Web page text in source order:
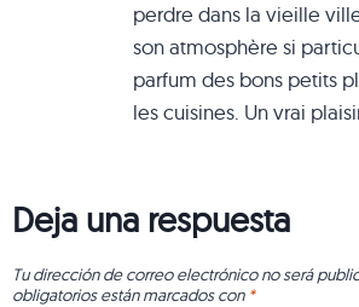
perdre dans la vieille
son atmosphère si
parfum des bons petits
les cuisines. Un vrai
Deja una respuesta
Tu dirección de correo electrónico no será
obligatorios están marcados con *